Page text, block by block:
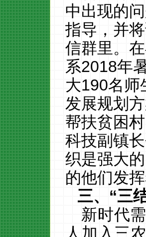
中出现的
指导，并
信群里。
系2018年
大190名师
发展规划
帮扶贫困
科技副镇
织是强大
的他们发
三、“三
新时代
人加入三